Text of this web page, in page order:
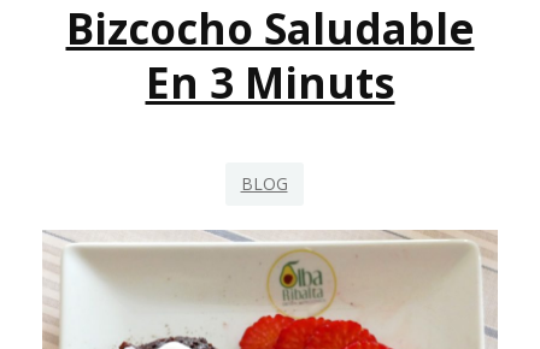
Bizcocho Saludable
En 3 Minuts
BLOG